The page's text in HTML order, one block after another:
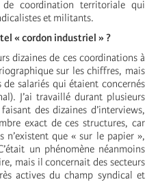
de coordination territoriale qui
et militants.
« cordon industriel » ?
dizaines de ces coordinations à
sur les chiffres, mais
salariés qui étaient concernés
J’ai travaillé durant plusieurs
des dizaines d’interviews,
exact de ces structures, car
n’existent que « sur le papier »,
un phénomène néanmoins
mais il concernait des secteurs
actives du champ syndical et